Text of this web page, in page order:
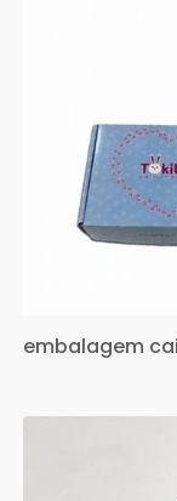
embalagem